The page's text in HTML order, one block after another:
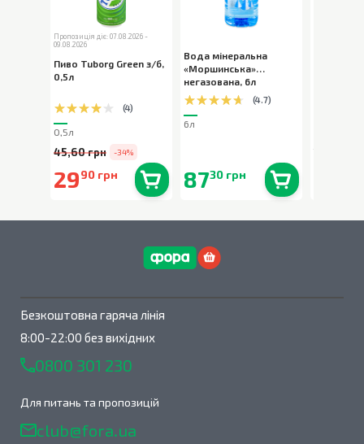
Пропозиція діє: 07.08.2026 -
09.08.2026
Пиво Tuborg Green з/б,
0,5л
(4)
0,5л
45,60 грн -34%
2990 грн
Вода мінеральна
«Моршинська»
негазована, 6л
(4.7)
6л
8730 грн
Безкоштовна гаряча лінія
8:00-22:00 без вихідних
0800 301 230
Для питань та пропозицій
club@fora.ua